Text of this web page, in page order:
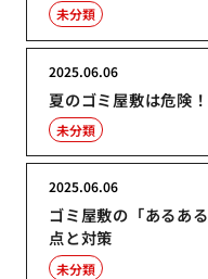
未分類
夏のゴミ屋敷は危険
2025.06.06
未分類
ゴミ屋敷の「あるあ
点と対策
2025.06.06
未分類